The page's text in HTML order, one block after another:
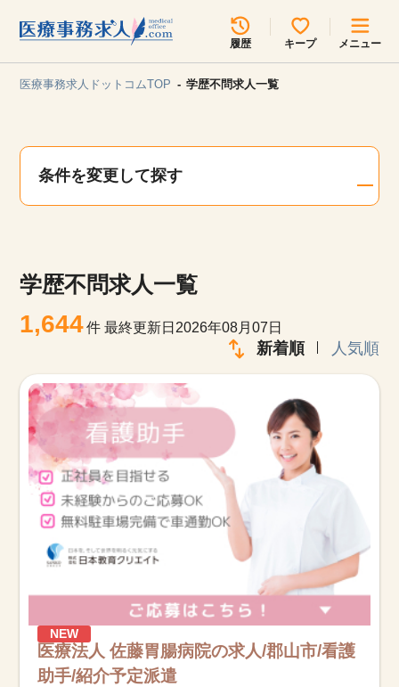
履歴 キープ メニュー
見学会・イベント情報
よくあるご質問
お知らせ
医療事務求人ドットコムとは
サイトの使い方
就職サポート
人材をお探しの医療機関・企業様
運営会社
医療事務求人ドットコムTOP 学歴不問求人一覧
条件を変更して探す
学歴不問求人一覧
1,644件最終更新日2026年08月07日
新着順 人気順
NEW
医療法人 佐藤胃腸病院の求人/郡山市/看護
助手/紹介予定派遣
所在地のエリアを選択してください
各支店担当よりご連絡させていただきます。
関東
甲信越・北陸